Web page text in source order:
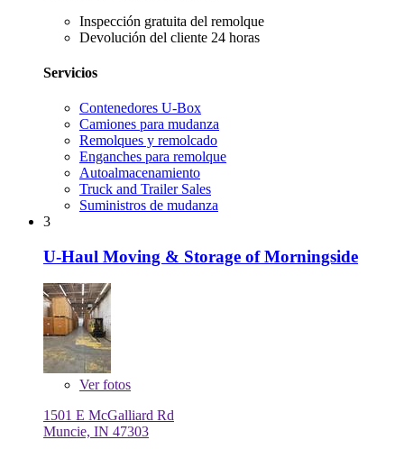
Inspección gratuita del remolque
Devolución del cliente 24 horas
Servicios
Contenedores U-Box
Camiones para mudanza
Remolques y remolcado
Enganches para remolque
Autoalmacenamiento
Truck and Trailer Sales
Suministros de mudanza
3
U-Haul Moving & Storage of Morningside
Verfotos
1501 E McGalliard Rd
Muncie, IN 47303